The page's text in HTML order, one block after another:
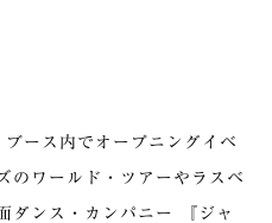
ース内でオープニングイベ
のワールド・ツアーやラスベ
ダンス・カンパニー 『ジャ